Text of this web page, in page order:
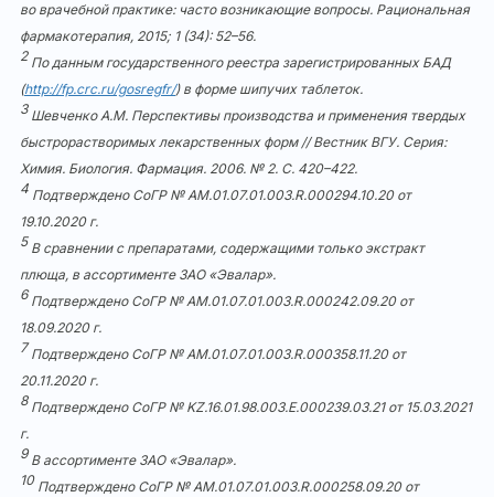
во врачебной практике: часто возникающие вопросы. Рациональная
фармакотерапия, 2015; 1 (34): 52–56.
2 По данным государственного реестра зарегистрированных БАД
(http://fp.crc.ru/gosregfr/) в форме шипучих таблеток.
3Шевченко А.М. Перспективы производства и применения твердых
быстрорастворимых лекарственных форм // Вестник ВГУ. Серия:
Химия. Биология. Фармация. 2006. № 2. С. 420–422.
4 Подтверждено СоГР № AM.01.07.01.003.R.000294.10.20 от
19.10.2020 г.
5В сравнении с препаратами, содержащими только экстракт
плюща, в ассортименте ЗАО «Эвалар».
6Подтверждено СоГР № АМ.01.07.01.003.R.000242.09.20 от
18.09.2020 г.
7 Подтверждено СоГР № АМ.01.07.01.003.R.000358.11.20 от
20.11.2020 г.
8Подтверждено СоГР № KZ.16.01.98.003.E.000239.03.21 от 15.03.2021
г.
9В ассортименте ЗАО «Эвалар».
10 Подтверждено СоГР № АМ.01.07.01.003.R.000258.09.20 от